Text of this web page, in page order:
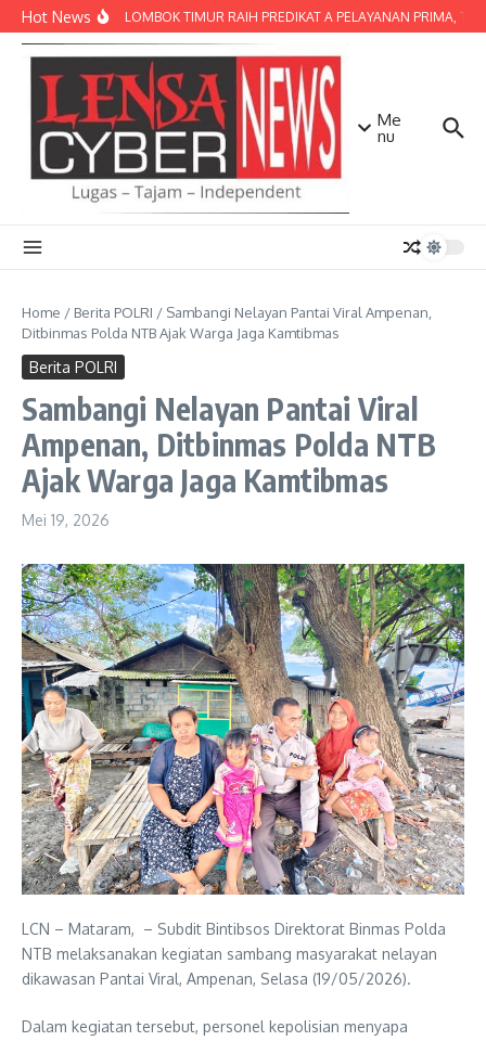
Lewati ke konten
Hot NewsPOLRES LOMBOK TIMUR RAIH PREDIKAT A PELAYANAN PRIMA,
Me
nu
Home / Berita POLRI / Sambangi Nelayan Pantai Viral Ampenan,
Ditbinmas Polda NTB Ajak Warga Jaga Kamtibmas
Berita POLRI
Sambangi Nelayan Pantai Viral
Ampenan, Ditbinmas Polda NTB
Ajak Warga Jaga Kamtibmas
Mei 19, 2026
LCN – Mataram, – Subdit Bintibsos Direktorat Binmas Polda
NTB melaksanakan kegiatan sambang masyarakat nelayan
dikawasan Pantai Viral, Ampenan, Selasa (19/05/2026).
Dalam kegiatan tersebut, personel kepolisian menyapa